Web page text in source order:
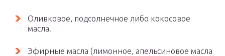
Оливковое, подсолнечное либо кокосовое
масла.
Эфирные масла (лимонное, апельсиновое масла